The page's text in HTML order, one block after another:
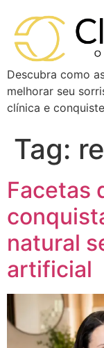
Descubra como
melhorar seu
clínica e
Tag:
Facetas
natural
artificial